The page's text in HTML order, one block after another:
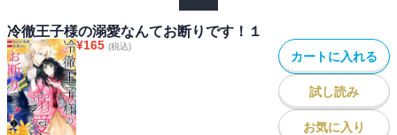
冷徹王子様の溺愛なんてお断りです！１
¥165 (税込)
カートに入れる
試し読み
お気に入り